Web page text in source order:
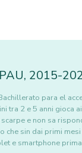
, 2015-
para el
tra 2 e 5 anni gioca
e non sa
che sin dai primi
e smartphone